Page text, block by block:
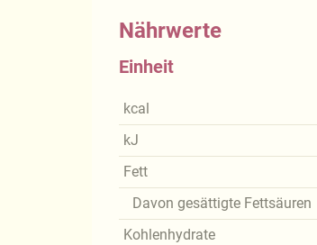
Nährwerte
Einheit
kcal
kJ
Fett
Davon gesättigte Fettsäuren
Kohlenhydrate